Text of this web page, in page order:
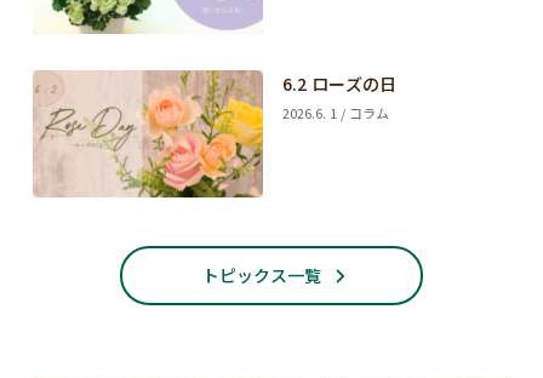
6.2 ローズの日
2026.6. 1 / コラム
トピックス一覧